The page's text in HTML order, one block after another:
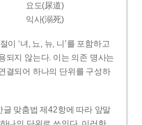
요도(尿道)
익사(溺死)
이 ‘녀, 뇨, 뉴, 니’를 포함하고
되지 않는다. 이는 의존 명사는
결되어 하나의 단위를 구성하
글 맞춤법 제42항에 따라 앞말